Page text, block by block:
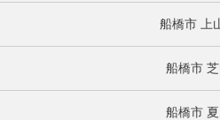
船橋市 上
船橋市
船橋市